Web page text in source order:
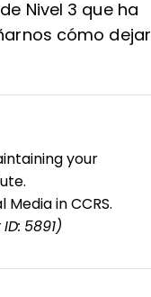
Nivel 3 que ha
cómo dejar
your
in CCRS.
5891)